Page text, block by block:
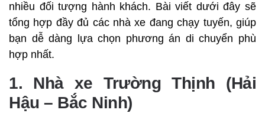
nhiều đối tượng hành khách. Bài viết dưới đây sẽ
tổng hợp đầy đủ các nhà xe đang chạy tuyến, giúp
bạn dễ dàng lựa chọn phương án di chuyển phù
hợp nhất.
1. Nhà xe Trường Thịnh (Hải
Hậu – Bắc Ninh)